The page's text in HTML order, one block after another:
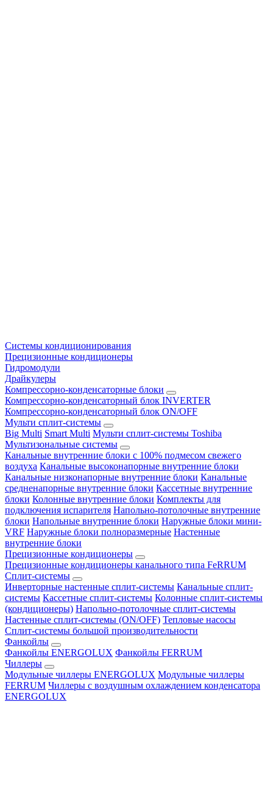
Системы кондиционирования
Прецизионные кондиционеры
Гидромодули
Драйкулеры
Компрессорно-конденсаторные блоки
Компрессорно-конденсаторный блок INVERTER
Компрессорно-конденсаторный блок ON/OFF
Мульти сплит-системы
Big Multi Smart Multi Мульти сплит-системы Toshiba
Мультизональные системы
Канальные внутренние блоки с 100% подмесом свежего
воздуха Канальные высоконапорные внутренние блоки
Канальные низконапорные внутренние блоки Канальные
средненапорные внутренние блоки Кассетные внутренние
блоки Колонные внутренние блоки Комплекты для
подключения испарителя Напольно-потолочные внутренние
блоки Напольные внутренние блоки Наружные блоки мини-
VRF Наружные блоки полноразмерные Настенные
внутренние блоки
Прецизионные кондиционеры
Прецизионные кондиционеры канального типа FeRRUM
Сплит-системы
Инверторные настенные сплит-системы Канальные сплит-
системы Кассетные сплит-системы Колонные сплит-системы
(кондиционеры) Напольно-потолочные сплит-системы
Настенные сплит-системы (ON/OFF) Тепловые насосы
Сплит-системы большой производительности
Фанкойлы
Фанкойлы ENERGOLUX Фанкойлы FERRUM
Чиллеры
Модульные чиллеры ENERGOLUX Модульные чиллеры
FERRUM Чиллеры с воздушным охлаждением конденсатора
ENERGOLUX